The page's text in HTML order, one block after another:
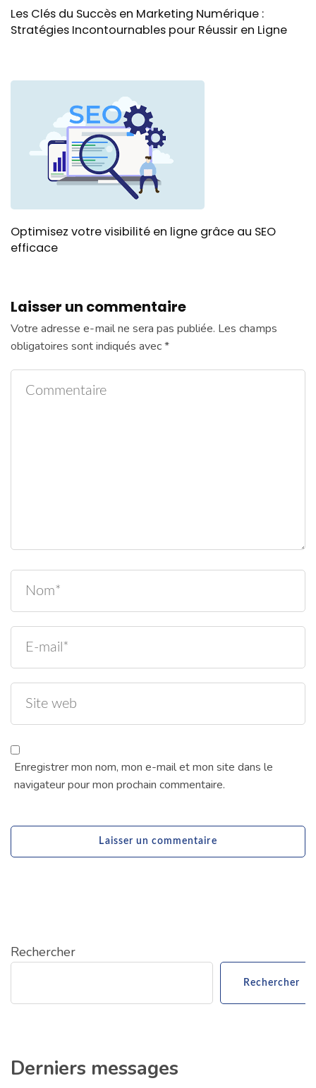
Les Clés du Succès en Marketing Numérique :
Stratégies Incontournables pour Réussir en Ligne
Optimisez votre visibilité en ligne grâce au SEO
efficace
Laisser un commentaire
Votre adresse e-mail ne sera pas publiée. Les champs
obligatoires sont indiqués avec*
Enregistrer mon nom, mon e-mail et mon site dans le
navigateur pour mon prochain commentaire.
Rechercher
Rechercher
Derniers messages